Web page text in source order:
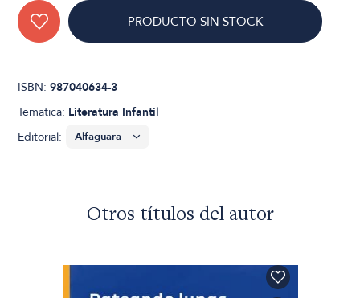
PRODUCTO SIN STOCK
ISBN:987040634-3
Temática: Literatura Infantil
Editorial:
Otros títulos del autor